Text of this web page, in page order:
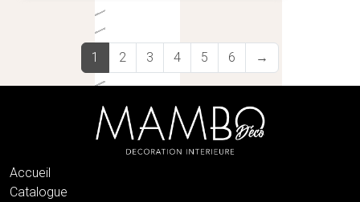
1 2 3 4 5 6 →
Accueil
Catalogue